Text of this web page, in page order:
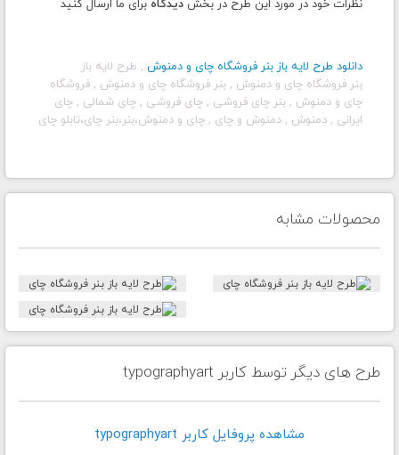
نظرات خود در مورد این طرح در بخش دیدگاه برای ما ارسال کنید
دانلود طرح لایه باز بنر فروشگاه چای و دمنوش , طرح لایه باز
بنر فروشگاه چای و دمنوش , بنر فروشگاه چای و دمنوش , فروشگاه
چای و دمنوش , بنر چای فروشی , چای فروشی , چای شمالی , چای
ایرانی , دمنوش , دمنوش و چای , چای و دمنوش،بنر،بنر چای،تابلو چای
محصولات مشابه
طرح های دیگر توسط کاربر typographyart
مشاهده پروفايل کاربر typographyart